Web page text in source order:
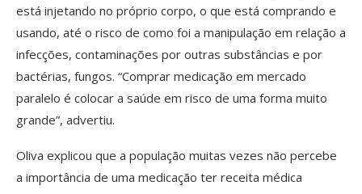
está injetando no próprio corpo, o que está comprando e
usando, até o risco de como foi a manipulação em relação a
infecções, contaminações por outras substâncias e por
bactérias, fungos. “Comprar medicação em mercado
paralelo é colocar a saúde em risco de uma forma muito
grande”, advertiu.
Oliva explicou que a população muitas vezes não percebe
a importância de uma medicação ter receita médica